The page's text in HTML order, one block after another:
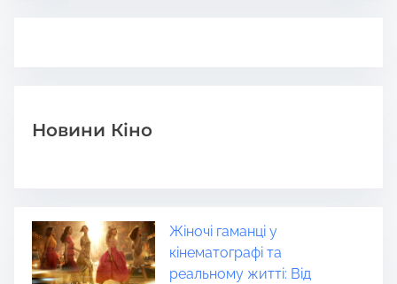
Новини Кіно
Жіночі гаманці у
кінематографі та
реальному житті: Від